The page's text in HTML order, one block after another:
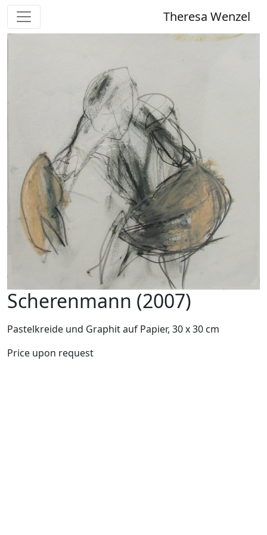
Theresa Wenzel
Scherenmann (2007)
Pastelkreide und Graphit auf Papier, 30 x 30 cm
Price upon request